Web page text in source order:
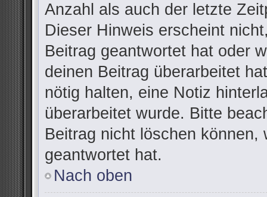
Anzahl als auch der letzte
Dieser Hinweis erscheint
Beitrag geantwortet hat oder
deinen Beitrag überarbeitet
nötig halten, eine Notiz
überarbeitet wurde. Bitte
Beitrag nicht löschen können,
geantwortet hat.
Nach oben